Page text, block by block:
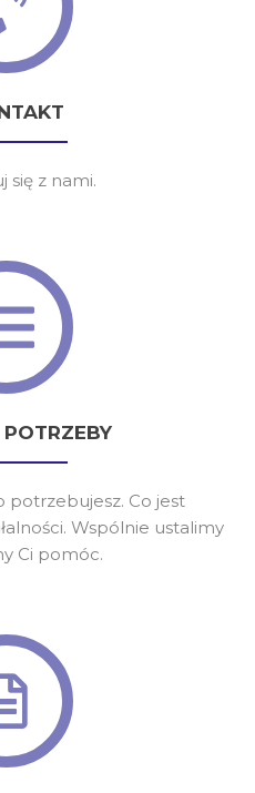
się z nami.
potrzebujesz. Co jest
Wspólnie ustalimy
Ci pomóc.